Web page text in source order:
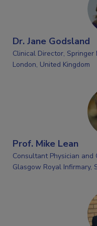
Dr. Jane Godsland
Clinical Director,
London, United Kingdom
Prof. Mike Lean
Consultant Physician
Glasgow Royal Infirmary,